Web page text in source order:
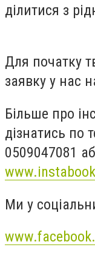
ділитися з
Для початку
заявку у нас
Більше про
дізнатись по
0509047081
Ми у